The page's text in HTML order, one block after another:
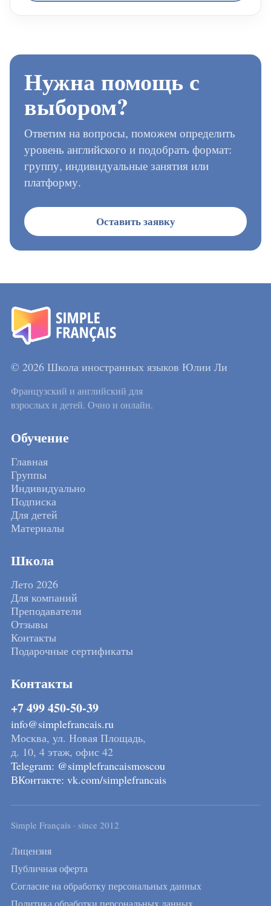
Нужна помощь с
выбором?
Ответим на вопросы, поможем определить
уровень английского и подобрать формат:
группу, индивидуальные занятия или
платформу.
Оставить заявку
© 2026 Школа иностранных языков Юлии Ли
Французский и английский для
взрослых и детей. Очно и онлайн.
Обучение
Главная
Группы
Индивидуально
Подписка
Для детей
Материалы
Школа
Лето 2026
Для компаний
Преподаватели
Отзывы
Контакты
Подарочные сертификаты
Контакты
+7 499 450-50-39
info@simplefrancais.ru
Москва, ул. Новая Площадь,
д. 10, 4 этаж, офис 42
Telegram: @simplefrancaismoscou
ВКонтакте: vk.com/simplefrancais
Simple Français · since 2012
Лицензия
Публичная оферта
Согласие на обработку персональных данных
Политика обработки персональных данных